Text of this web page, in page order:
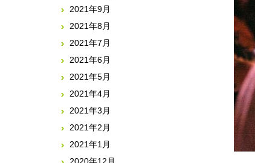
2021年9月
2021年8月
2021年7月
2021年6月
2021年5月
2021年4月
2021年3月
2021年2月
2021年1月